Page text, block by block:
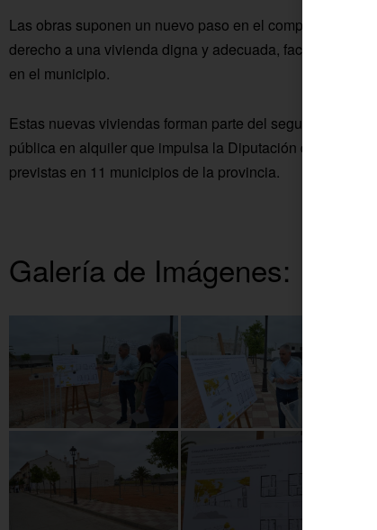
Las obras suponen un nuevo paso en el compromiso del
derecho a una vivienda digna y adecuada, facilitando el
en el municipio.
Estas nuevas viviendas forman parte del segundo
pública en alquiler que impulsa la Diputación de
previstas en 11 municipios de la provincia.
Galería de Imágenes: